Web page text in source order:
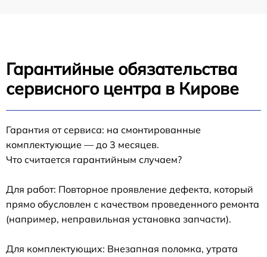
Гарантийные обязательства
сервисного центра в Кирове
Гарантия от сервиса: на смонтированные
комплектующие — до 3 месяцев.
Что считается гарантийным случаем?
Для работ: Повторное проявление дефекта, который
прямо обусловлен с качеством проведенного ремонта
(например, неправильная установка запчасти).
Для комплектующих: Внезапная поломка, утрата